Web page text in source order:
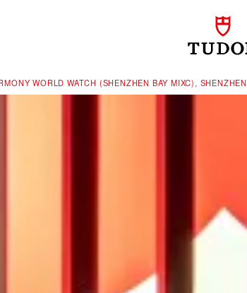
WORLD WATCH (SHENZHEN BAY MIXC), SHENZHEN‬